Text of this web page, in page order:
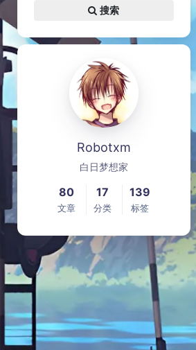
搜索
Robotxm
白日梦想家
80
文章
17
分类
139
标签